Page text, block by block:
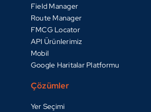
Field Manager
Route Manager
FMCG Locator
API Ürünlerimiz
Mobil
Google Haritalar Platformu
Çözümler
Yer Seçimi